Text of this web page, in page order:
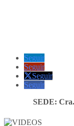
Seguir
Seguir
Seguir
Seguir
SEDE: